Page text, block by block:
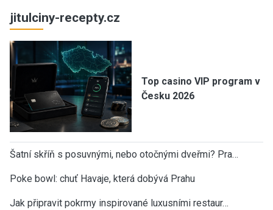
jitulciny-recepty.cz
Top casino VIP program v
Česku 2026
Šatní skříň s posuvnými, nebo otočnými dveřmi? Pra…
Poke bowl: chuť Havaje, která dobývá Prahu
Jak připravit pokrmy inspirované luxusními restaur…